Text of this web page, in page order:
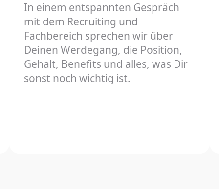
In einem entspannten Gespräch
mit dem Recruiting und
Fachbereich sprechen wir über
Deinen Werdegang, die Position,
Gehalt, Benefits und alles, was Dir
sonst noch wichtig ist.